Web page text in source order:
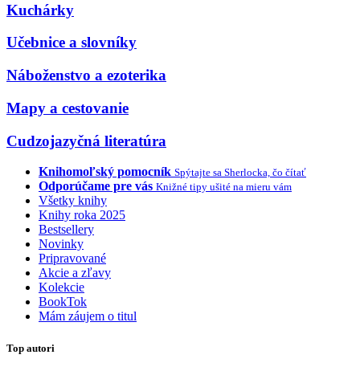
Kuchárky
Učebnice a slovníky
Náboženstvo a ezoterika
Mapy a cestovanie
Cudzojazyčná literatúra
Knihomoľský pomocník Spýtajte sa Sherlocka, čo čítať
Odporúčame pre vás Knižné tipy ušité na mieru vám
Všetky knihy
Knihy roka 2025
Bestsellery
Novinky
Pripravované
Akcie a zľavy
Kolekcie
BookTok
Mám záujem o titul
Top autori